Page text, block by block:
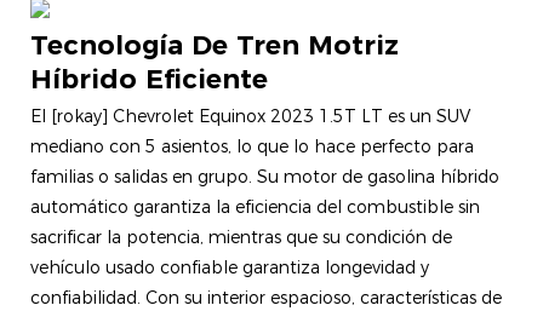
Tecnología De Tren Motriz
Híbrido Eficiente
El [rokay] Chevrolet Equinox 2023 1.5T LT es un SUV
mediano con 5 asientos, lo que lo hace perfecto para
familias o salidas en grupo. Su motor de gasolina híbrido
automático garantiza la eficiencia del combustible sin
sacrificar la potencia, mientras que su condición de
vehículo usado confiable garantiza longevidad y
confiabilidad. Con su interior espacioso, características de